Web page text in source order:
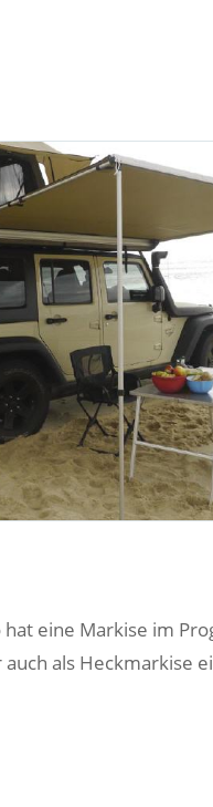
eine Markise im
als Heckmarkise